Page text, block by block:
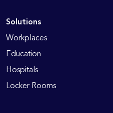
Solutions
Workplaces
Education
Hospitals
Locker Rooms